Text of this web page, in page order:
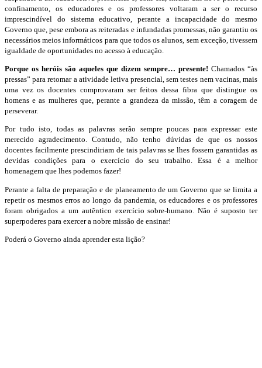
confinamento, os educadores e os professores voltaram a ser o recurso
imprescindível do sistema educativo, perante a incapacidade do mesmo
Governo que, pese embora as reiteradas e infundadas promessas, não garantiu os
necessários meios informáticos para que todos os alunos, sem exceção, tivessem
igualdade de oportunidades no acesso à educação.
Porque os heróis são aqueles que dizem sempre… presente! Chamados “às
pressas” para retomar a atividade letiva presencial, sem testes nem vacinas, mais
uma vez os docentes comprovaram ser feitos dessa fibra que distingue os
homens e as mulheres que, perante a grandeza da missão, têm a coragem de
perseverar.
Por tudo isto, todas as palavras serão sempre poucas para expressar este
merecido agradecimento. Contudo, não tenho dúvidas de que os nossos
docentes facilmente prescindiriam de tais palavras se lhes fossem garantidas as
devidas condições para o exercício do seu trabalho. Essa é a melhor
homenagem que lhes podemos fazer!
Perante a falta de preparação e de planeamento de um Governo que se limita a
repetir os mesmos erros ao longo da pandemia, os educadores e os professores
foram obrigados a um autêntico exercício sobre-humano. Não é suposto ter
superpoderes para exercer a nobre missão de ensinar!
Poderá o Governo ainda aprender esta lição?